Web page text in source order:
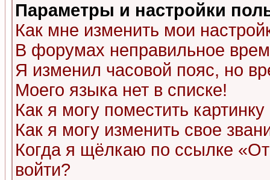
Параметры и настройки
Как мне изменить мои
В форумах неправильное
Я изменил часовой пояс, но
Моего языка нет в списке!
Как я могу поместить
Как я могу изменить свое
Когда я щёлкаю по ссылке
войти?